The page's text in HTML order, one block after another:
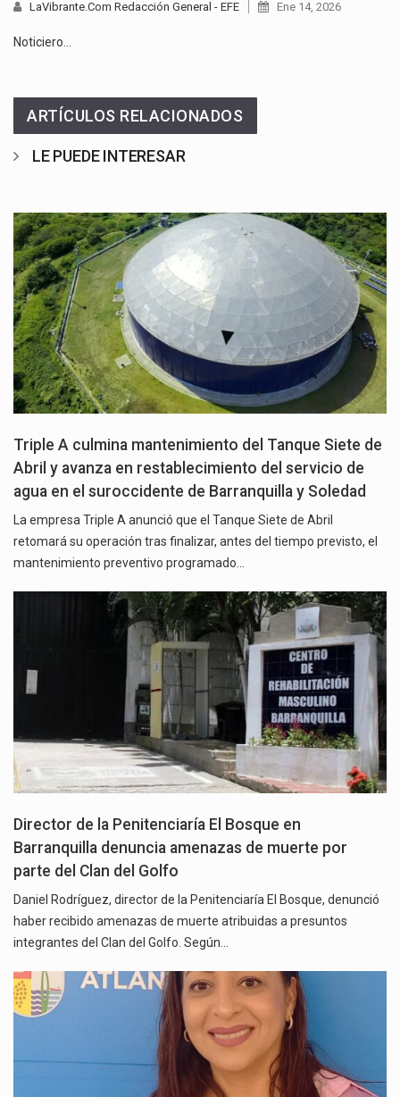
LaVibrante.Com Redacción General - EFE Ene 14, 2026
Noticiero…
ARTÍCULOS RELACIONADOS
LE PUEDE INTERESAR
Triple A culmina mantenimiento del Tanque Siete de
Abril y avanza en restablecimiento del servicio de
agua en el suroccidente de Barranquilla y Soledad
La empresa Triple A anunció que el Tanque Siete de Abril
retomará su operación tras finalizar, antes del tiempo previsto, el
mantenimiento preventivo programado…
Director de la Penitenciaría El Bosque en
Barranquilla denuncia amenazas de muerte por
parte del Clan del Golfo
Daniel Rodríguez, director de la Penitenciaría El Bosque, denunció
haber recibido amenazas de muerte atribuidas a presuntos
integrantes del Clan del Golfo. Según…